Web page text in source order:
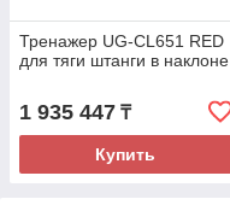
Тренажер UG-CL651 RED
для тяги штанги в наклоне
1 935 447 ₸
Купить